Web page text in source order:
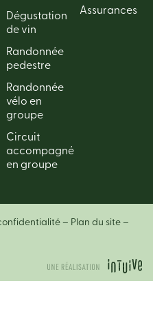
Dégustation
de vin
Randonnée
pedestre
Randonnée
vélo en
groupe
Circuit
accompagné
en groupe
Assurances
– Plan du site –